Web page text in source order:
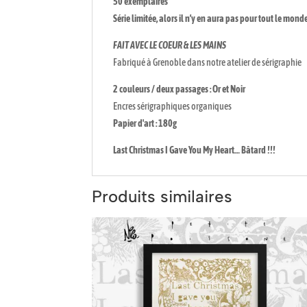
Série limitée, alors il n’y en aura pas pour tout le
FAIT AVEC LE COEUR & LES MAINS
Fabriqué à Grenoble dans notre atelier de sérigraphie
2 couleurs / deux passages : Or et Noir
Encres sérigraphiques organiques
Papier d'art : 180g
Last Christmas I Gave You My Heart… Bâtard !!!
Produits similaires